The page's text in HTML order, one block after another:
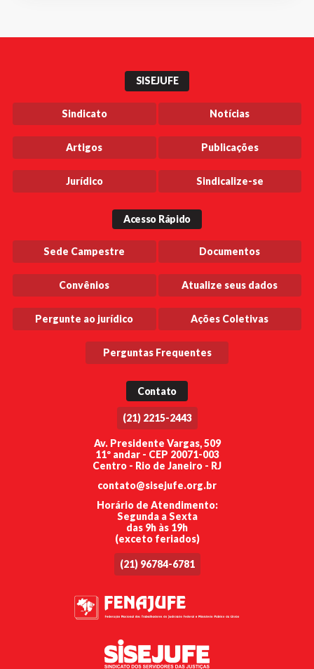
SISEJUFE
Sindicato Notícias
Artigos Publicações
Jurídico Sindicalize-se
Acesso Rápido
Sede Campestre Documentos
Convênios Atualize seus dados
Pergunte ao jurídico Ações Coletivas
Perguntas Frequentes
Contato
(21) 2215-2443
Av. Presidente Vargas, 509
11º andar - CEP 20071-003
Centro - Rio de Janeiro - RJ
contato@sisejufe.org.br
Horário de Atendimento:
Segunda a Sexta
das 9h às 19h
(exceto feriados)
(21) 96784-6781